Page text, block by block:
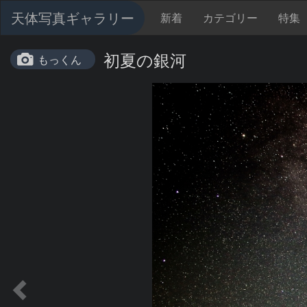
天体写真ギャラリー 新着 カテゴリー 特集
もっくん 初夏の銀河